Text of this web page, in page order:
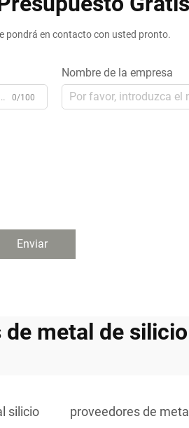
pondrá en contacto con usted pronto.
0/100
Nombre de la empresa
Enviar
de metal de silicio
silicio proveedores de